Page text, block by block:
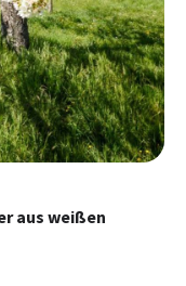
aus weißen